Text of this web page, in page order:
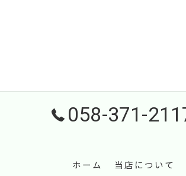
058-371-
ホーム 当店について